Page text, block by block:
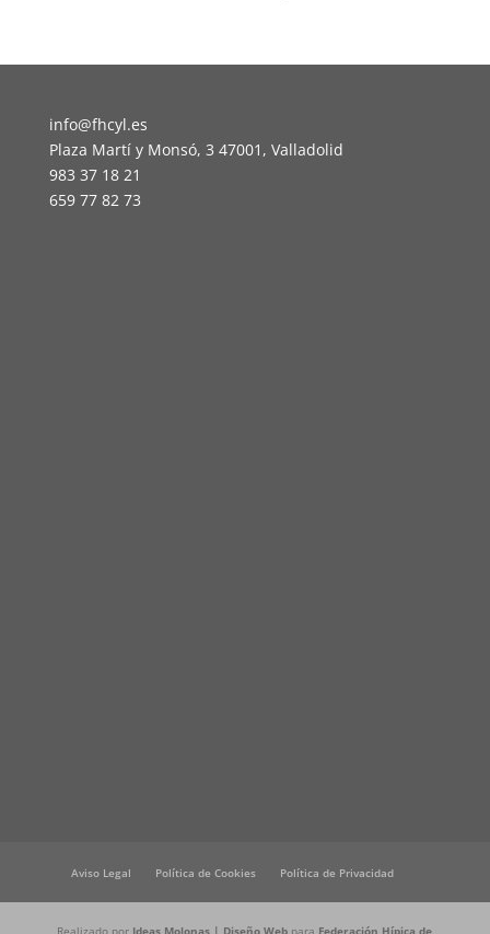
info@fhcyl.es
Plaza Martí y Monsó, 3 47001, Valladolid
983 37 18 21
659 77 82 73
Aviso Legal Política de Cookies Política de Privacidad
Realizado por Ideas Molonas | Diseño Web para Federación Hípica de